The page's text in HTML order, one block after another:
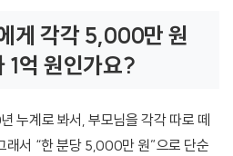
게 각각 5,000만 원
1억 원인가요?
누계로 봐서, 부모님을 각각 따로 떼
래서 “한 분당 5,000만 원”으로 단순